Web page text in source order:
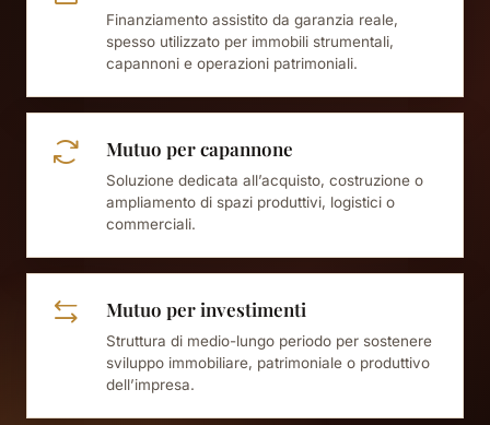
Finanziamento assistito da garanzia reale,
spesso utilizzato per immobili strumentali,
capannoni e operazioni patrimoniali.
Mutuo per capannone
Soluzione dedicata all’acquisto, costruzione o
ampliamento di spazi produttivi, logistici o
commerciali.
Mutuo per investimenti
Struttura di medio-lungo periodo per sostenere
sviluppo immobiliare, patrimoniale o produttivo
dell’impresa.